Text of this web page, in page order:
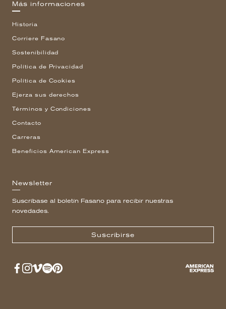
Más informaciones
Historia
Corriere Fasano
Sostenibilidad
Política de Privacidad
Política de Cookies
Ejerza sus derechos
Términos y Condiciones
Contacto
Carreras
Beneficios American Express
Newsletter
Suscríbase al boletín Fasano para recibir nuestras
novedades.
Suscribirse